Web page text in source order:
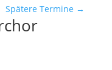
Spätere Termine →